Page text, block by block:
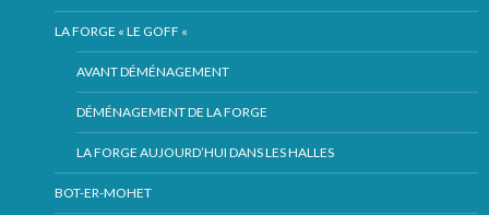
LA FORGE « LE GOFF «
AVANT DÉMÉNAGEMENT
DÉMÉNAGEMENT DE LA FORGE
LA FORGE AUJOURD’HUI DANS LES HALLES
BOT-ER-MOHET